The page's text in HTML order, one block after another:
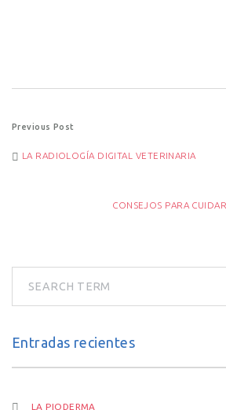
Post
Previous Post
LA RADIOLOGÍA DIGITAL VETERINARIA
CONSEJOS PARA
Entradas recientes
LA PIODERMA